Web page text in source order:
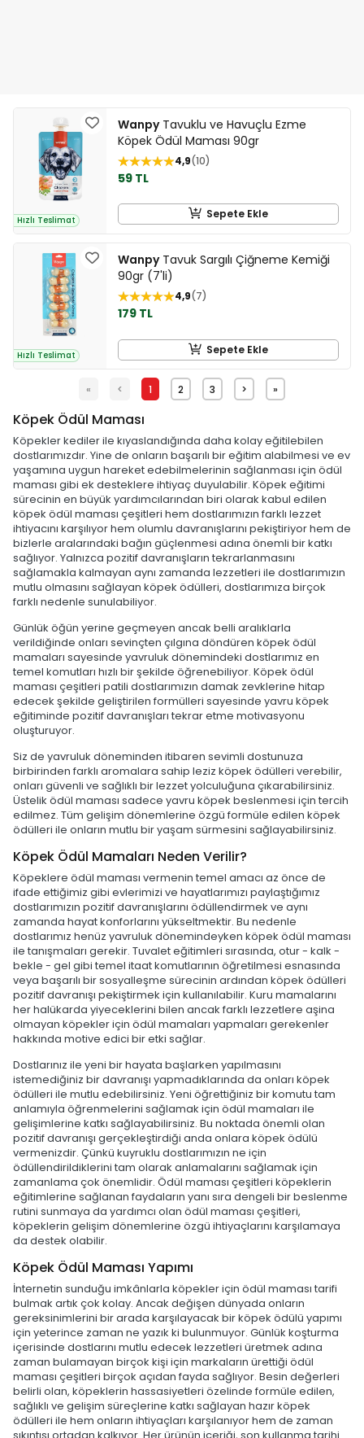
Hızlı Teslimat
WanpyTavuklu ve Havuçlu Ezme
Köpek Ödül Maması 90gr
4,9 10
59 TL
Sepete Ekle
Hızlı Teslimat
WanpyTavuk Sargılı Çiğneme Kemiği
90gr (7'li)
4,9 7
179 TL
Sepete Ekle
« < 1 2 3 > »
Köpek Ödül Maması
Köpekler kediler ile kıyaslandığında daha kolay eğitilebilen
dostlarımızdır. Yine de onların başarılı bir eğitim alabilmesi ve ev
yaşamına uygun hareket edebilmelerinin sağlanması için ödül
maması gibi ek desteklere ihtiyaç duyulabilir. Köpek eğitimi
sürecinin en büyük yardımcılarından biri olarak kabul edilen
köpek ödül maması çeşitleri hem dostlarımızın farklı lezzet
ihtiyacını karşılıyor hem olumlu davranışlarını pekiştiriyor hem de
bizlerle aralarındaki bağın güçlenmesi adına önemli bir katkı
sağlıyor. Yalnızca pozitif davranışların tekrarlanmasını
sağlamakla kalmayan aynı zamanda lezzetleri ile dostlarımızın
mutlu olmasını sağlayan köpek ödülleri, dostlarımıza birçok
farklı nedenle sunulabiliyor.
Günlük öğün yerine geçmeyen ancak belli aralıklarla
verildiğinde onları sevinçten çılgına döndüren köpek ödül
mamaları sayesinde yavruluk dönemindeki dostlarımız en
temel komutları hızlı bir şekilde öğrenebiliyor. Köpek ödül
maması çeşitleri patili dostlarımızın damak zevklerine hitap
edecek şekilde geliştirilen formülleri sayesinde yavru köpek
eğitiminde pozitif davranışları tekrar etme motivasyonu
oluşturuyor.
Siz de yavruluk döneminden itibaren sevimli dostunuza
birbirinden farklı aromalara sahip leziz köpek ödülleri verebilir,
onları güvenli ve sağlıklı bir lezzet yolculuğuna çıkarabilirsiniz.
Üstelik ödül maması sadece yavru köpek beslenmesi için tercih
edilmez. Tüm gelişim dönemlerine özgü formüle edilen köpek
ödülleri ile onların mutlu bir yaşam sürmesini sağlayabilirsiniz.
Köpek Ödül Mamaları Neden Verilir?
Köpeklere ödül maması vermenin temel amacı az önce de
ifade ettiğimiz gibi evlerimizi ve hayatlarımızı paylaştığımız
dostlarımızın pozitif davranışlarını ödüllendirmek ve aynı
zamanda hayat konforlarını yükseltmektir. Bu nedenle
dostlarımız henüz yavruluk dönemindeyken köpek ödül maması
ile tanışmaları gerekir. Tuvalet eğitimleri sırasında, otur - kalk -
bekle - gel gibi temel itaat komutlarının öğretilmesi esnasında
veya başarılı bir sosyalleşme sürecinin ardından köpek ödülleri
pozitif davranışı pekiştirmek için kullanılabilir. Kuru mamalarını
her halükarda yiyeceklerini bilen ancak farklı lezzetlere aşina
olmayan köpekler için ödül mamaları yapmaları gerekenler
hakkında motive edici bir etki sağlar.
Dostlarınız ile yeni bir hayata başlarken yapılmasını
istemediğiniz bir davranışı yapmadıklarında da onları köpek
ödülleri ile mutlu edebilirsiniz. Yeni öğrettiğiniz bir komutu tam
anlamıyla öğrenmelerini sağlamak için ödül mamaları ile
gelişimlerine katkı sağlayabilirsiniz. Bu noktada önemli olan
pozitif davranışı gerçekleştirdiği anda onlara köpek ödülü
vermenizdir. Çünkü kuyruklu dostlarımızın ne için
ödüllendirildiklerini tam olarak anlamalarını sağlamak için
zamanlama çok önemlidir. Ödül maması çeşitleri köpeklerin
eğitimlerine sağlanan faydaların yanı sıra dengeli bir beslenme
rutini sunmaya da yardımcı olan ödül maması çeşitleri,
köpeklerin gelişim dönemlerine özgü ihtiyaçlarını karşılamaya
da destek olabilir.
Köpek Ödül Maması Yapımı
İnternetin sunduğu imkânlarla köpekler için ödül maması tarifi
bulmak artık çok kolay. Ancak değişen dünyada onların
gereksinimlerini bir arada karşılayacak bir köpek ödülü yapımı
için yeterince zaman ne yazık ki bulunmuyor. Günlük koşturma
içerisinde dostlarını mutlu edecek lezzetleri üretmek adına
zaman bulamayan birçok kişi için markaların ürettiği ödül
maması çeşitleri birçok açıdan fayda sağlıyor. Besin değerleri
belirli olan, köpeklerin hassasiyetleri özelinde formüle edilen,
sağlıklı ve gelişim süreçlerine katkı sağlayan hazır köpek
ödülleri ile hem onların ihtiyaçları karşılanıyor hem de zaman